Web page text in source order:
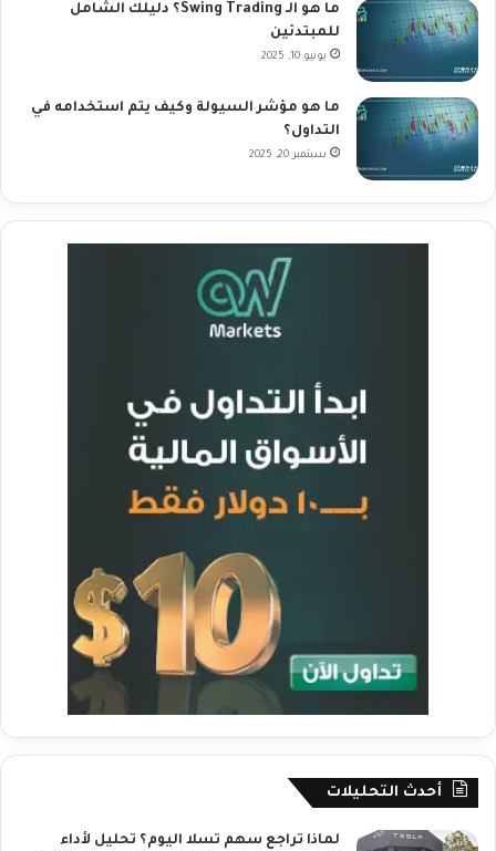
ما هو الـ Swing Trading؟ دليلك الشامل
للمبتدئين
يونيو 10, 2025
ما هو مؤشر السيولة وكيف يتم استخدامه في
التداول؟
سبتمبر 20, 2025
أحدث التحليلات
لماذا تراجع سهم تسلا اليوم؟ تحليل لأداء